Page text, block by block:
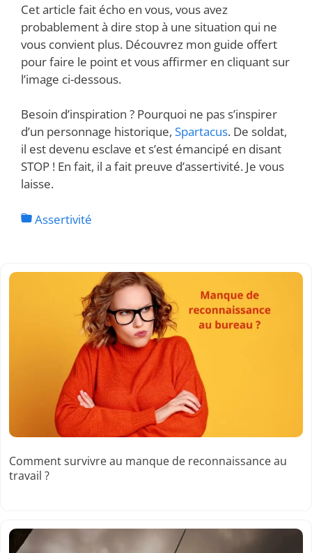
Cet article fait écho en vous, vous avez
probablement à dire stop à une situation qui ne
vous convient plus. Découvrez mon guide offert
pour faire le point et vous affirmer en cliquant sur
l’image ci-dessous.
Besoin d’inspiration ? Pourquoi ne pas s’inspirer
d’un personnage historique, Spartacus. De soldat,
il est devenu esclave et s’est émancipé en disant
STOP ! En fait, il a fait preuve d’assertivité. Je vous
laisse.
Assertivité
Comment survivre au manque de reconnaissance au
travail ?